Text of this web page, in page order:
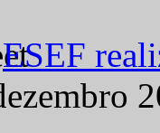
ESEF